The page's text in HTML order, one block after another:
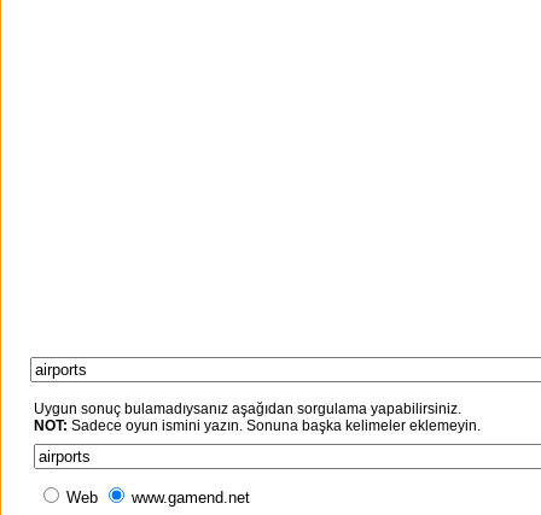
Uygun sonuç bulamadıysanız aşağıdan sorgulama yapabilirsiniz.
NOT: Sadece oyun ismini yazın. Sonuna başka kelimeler eklemeyin.
Web www.gamend.net